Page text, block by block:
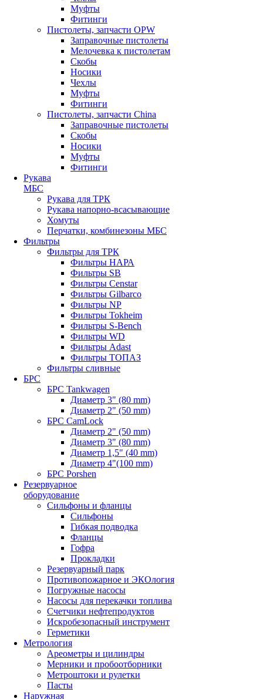
Муфты
Фитинги
Пистолеты, запчасти OPW
Заправочные пистолеты
Мелочевка к пистолетам
Скобы
Носики
Чехлы
Муфты
Фитинги
Пистолеты, запчасти China
Заправочные пистолеты
Скобы
Носики
Муфты
Фитинги
Рукава
МБС
Рукава для ТРК
Рукава напорно-всасывающие
Хомуты
Перчатки, комбинезоны МБС
Фильтры
Фильтры для ТРК
Фильтры НАРА
Фильтры SB
Фильтры Censtar
Фильтры Gilbarco
Фильтры NP
Фильтры Tokheim
Фильтры S-Bench
Фильтры WD
Фильтры Adast
Фильтры ТОПАЗ
Фильтры сливные
БРС
БРС Tankwagen
Диаметр 3" (80 mm)
Диаметр 2" (50 mm)
БРС CamLock
Диаметр 2" (50 mm)
Диаметр 3" (80 mm)
Диаметр 1,5" (40 mm)
Диаметр 4"(100 mm)
БРС Porshen
Резервуарное
оборудование
Сильфоны и фланцы
Сильфоны
Гибкая подводка
Фланцы
Гофра
Прокладки
Резервуарный парк
Противопожарное и ЭКОлогия
Погружные насосы
Насосы для перекачки топлива
Счетчики нефтепродуктов
Искробезопасный инструмент
Герметики
Метрология
Ареометры и цилиндры
Мерники и пробоотборники
Метроштоки и рулетки
Пасты
Наружная